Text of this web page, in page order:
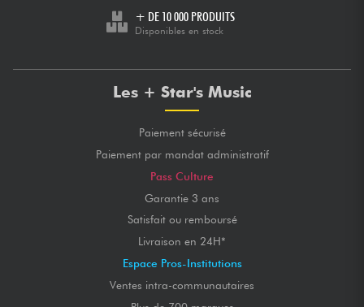
+ DE 10 000 PRODUITS
Disponibles en stock
Les + Star's Music
Paiement sécurisé
Paiement par mandat administratif
Pass Culture
Garantie 3 ans
Satisfait ou remboursé
Livraison en 24H*
Espace Pros-Institutions
Ventes intra-communautaires